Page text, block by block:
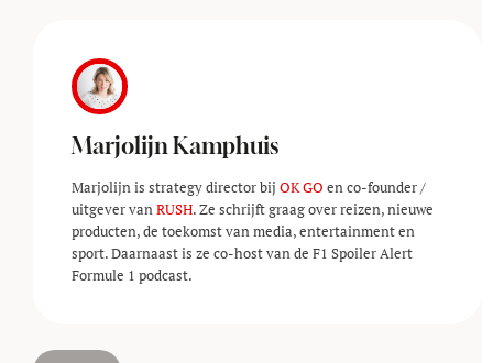
Marjolijn Kamphuis
Marjolijn is strategy director bij OK GO en co-founder /
uitgever vanRUSH. Ze schrijft graag over reizen, nieuwe
producten, de toekomst van media, entertainment en
sport. Daarnaast is ze co-host van de F1 Spoiler Alert
Formule 1 podcast.